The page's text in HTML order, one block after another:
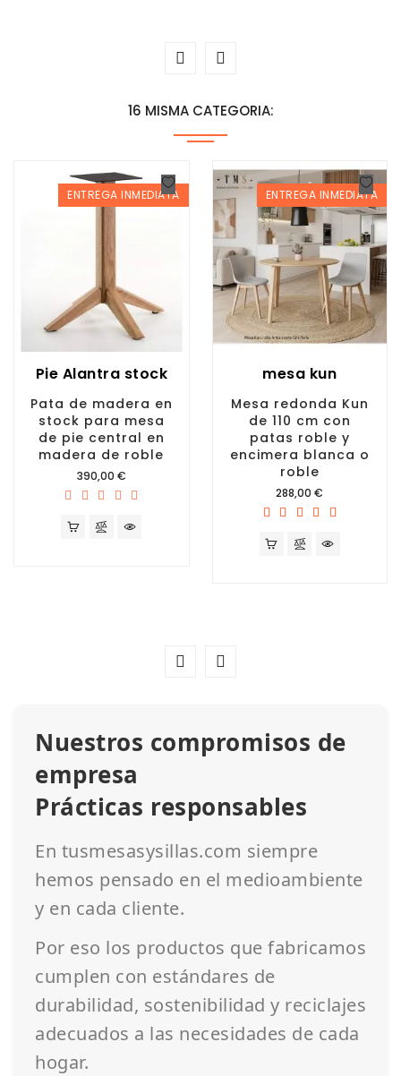
16 MISMA CATEGORIA:
ENTREGA INMEDIATA
Pie Alantra stock
Pata de madera en
stock para mesa
de pie central en
madera de roble
Precio
390,00 €
ENTREGA INMEDIATA
mesa kun
Mesa redonda Kun
de 110 cm con
patas roble y
encimera blanca o
roble
Precio
288,00 €
Nuestros compromisos de
empresa
Prácticas responsables
En tusmesasysillas.com siempre
hemos pensado en el medioambiente
y en cada cliente.
Por eso los productos que fabricamos
cumplen con estándares de
durabilidad, sostenibilidad y reciclajes
adecuados a las necesidades de cada
hogar.